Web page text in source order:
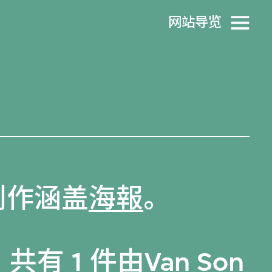
网站导览
涵盖海報。
共有 1 件由Van Son